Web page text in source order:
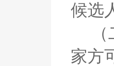
候选
家方